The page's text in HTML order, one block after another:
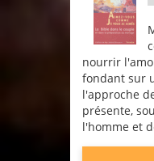
nourrir
fondant sur
l'approche
présente,
l'homme et